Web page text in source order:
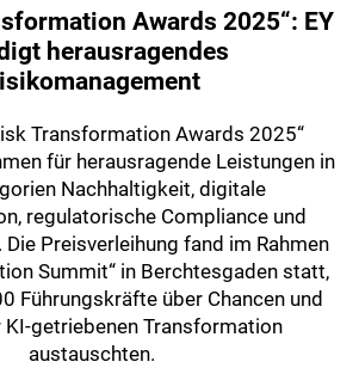
Awards 2025“: EY
herausragendes
Transformation Awards 2025“
für herausragende Leistungen in
Nachhaltigkeit, digitale
regulatorische Compliance und
Die Preisverleihung fand im Rahmen
Summit“ in Berchtesgaden statt,
Führungskräfte über Chancen und
KI-getriebenen Transformation
austauschten.